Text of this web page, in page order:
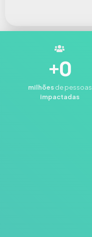
+0
milhõesde pessoas
impactadas